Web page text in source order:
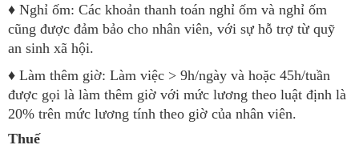
♦ Nghỉ ốm: Các khoản thanh toán nghỉ ốm và nghỉ ốm
cũng được đảm bảo cho nhân viên, với sự hỗ trợ từ quỹ
an sinh xã hội.
♦ Làm thêm giờ: Làm việc > 9h/ngày và hoặc 45h/tuần
được gọi là làm thêm giờ với mức lương theo luật định là
20% trên mức lương tính theo giờ của nhân viên.
Thuế